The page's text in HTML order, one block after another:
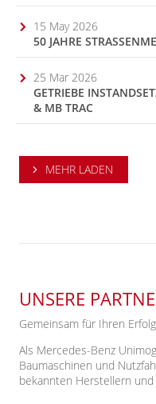
15 May 2026
50 JAHRE
25 Mar 2026
GETRIEBE
& MB TRAC
MEHR LADEN
UNSERE
Gemeinsam für Ihren Erfolg
Als Mercedes-Benz
Baumaschinen und
bekannten Herstellern